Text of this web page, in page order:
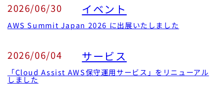
2026/06/30 イベント
AWS Summit Japan 2026 に出展いたしました
2026/06/04 サービス
「Cloud Assist AWS保守運用サービス」をリニューアル
しました